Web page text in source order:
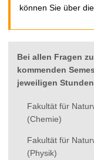
können Sie über die
Bei allen Fragen
kommenden
jeweiligen
Fakultät für
(Chemie)
Fakultät für
(Physik)